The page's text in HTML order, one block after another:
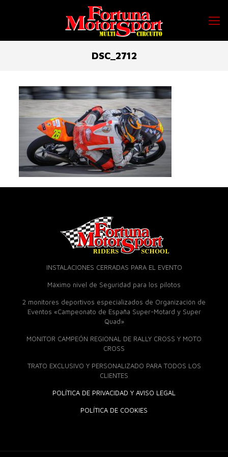
DSC_2712
INSTALACIONES CERRADAS PARA EL EVENTO
Máximo nivel de Seguridad para los pilotos
2 monitores deportivos especializados de Organización de
Eventos «Campeonato de España Super-Motard y Super
Quad»
MONITOR CAMPEÓN REGIONAL DE RALLY CROSS Y MOTO
CROSS
TRATO EXCLUSIVO Y PERSONALIZADO PARA TODOS LOS
CLIENTES
POLÍTICA DE PRIVACIDAD Y AVISO LEGAL
POLÍTICA DE COOKIES